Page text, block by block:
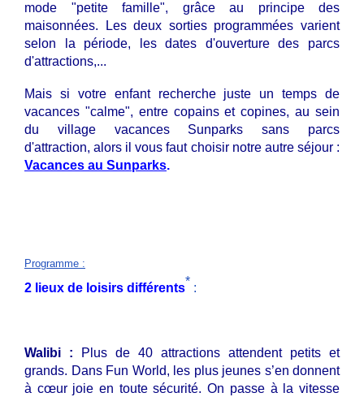
mode "petite famille", grâce au principe des
maisonnées. Les deux sorties programmées varient
selon la période, les dates d'ouverture des parcs
d'attractions,...
Mais si votre enfant recherche juste un temps de
vacances "calme", entre copains et copines, au sein
du village vacances Sunparks sans parcs
d'attraction,alors il vous faut choisir notre autre séjour :
Vacances au Sunparks.
Programme :
2 lieux de loisirs différents* :
Walibi :
Plus de 40 attractions attendent petits et
grands. Dans Fun World, les plus jeunes s’en donnent
à cœur joie en toute sécurité. On passe à la vitesse